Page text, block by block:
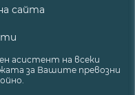
сайта
асистент на всеки
за Вашите превозни